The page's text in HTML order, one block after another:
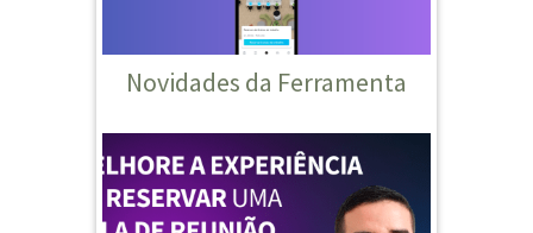
Novidades da Ferramenta